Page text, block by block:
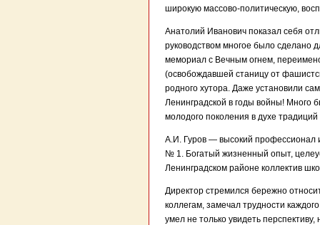
широкую массово-политическую,
Анатолий Иванович показал себя
руководством многое было сделано
мемориал с Вечным огнем,
(освобождавшей станицу от
родного хутора. Даже установили
Ленинградской в годы войны! Много
молодого поколения в духе
А.И. Гуров — высокий профессионал
№ 1. Богатый жизненный опыт,
Ленинградском районе коллектив
Директор стремился бережно
коллегам, замечал трудности
умел не только увидеть